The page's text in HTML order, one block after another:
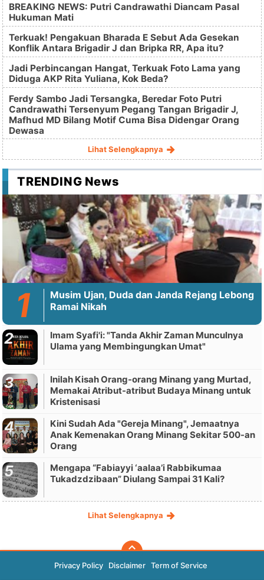
BREAKING NEWS: Putri Candrawathi Diancam Pasal
Hukuman Mati
Terkuak! Pengakuan Bharada E Sebut Ada Gesekan
Konflik Antara Brigadir J dan Bripka RR, Apa itu?
Jadi Perbincangan Hangat, Terkuak Foto Lama yang
Diduga AKP Rita Yuliana, Kok Beda?
Ferdy Sambo Jadi Tersangka, Beredar Foto Putri
Candrawathi Tersenyum Pegang Tangan Brigadir J,
Mafhud MD Bilang Motif Cuma Bisa Didengar Orang
Dewasa
Lihat Selengkapnya
TRENDING News
Musim Ujan, Duda dan Janda Rejang Lebong
Ramai Nikah
Imam Syafi'i: "Tanda Akhir Zaman Munculnya
Ulama yang Membingungkan Umat"
Inilah Kisah Orang-orang Minang yang Murtad,
Memakai Atribut-atribut Budaya Minang untuk
Kristenisasi
Kini Sudah Ada "Gereja Minang", Jemaatnya
Anak Kemenakan Orang Minang Sekitar 500-an
Orang
Mengapa “Fabiayyi ‘aalaa’i Rabbikumaa
Tukadzdzibaan” Diulang Sampai 31 Kali?
Lihat Selengkapnya
Privacy Policy Disclaimer Term of Service